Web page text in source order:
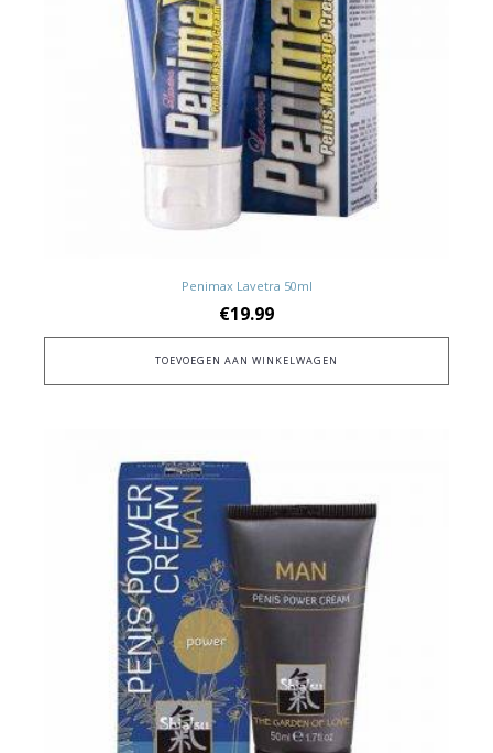
Penimax Lavetra 50ml
€19.99
TOEVOEGEN AAN WINKELWAGEN